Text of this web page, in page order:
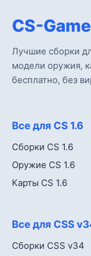
CS-
Лучшие сборки
модели оружия,
бесплатно, без
Все для CS 1.6
Сборки CS 1.6
Оружие CS 1.6
Карты CS 1.6
Все для CSS
Сборки CSS v34